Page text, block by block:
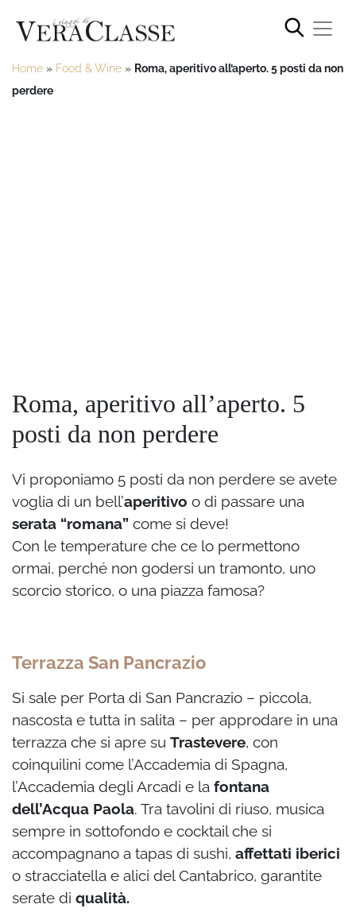
Home » Food & Wine » Roma, aperitivo all’aperto. 5 posti da non
perdere
Roma, aperitivo all’aperto. 5
posti da non perdere
Vi proponiamo 5 posti da non perdere se avete
voglia di un bell’aperitivo o di passare una
serata “romana” come si deve!
Con le temperature che ce lo permettono
ormai, perché non godersi un tramonto, uno
scorcio storico, o una piazza famosa?
Terrazza San Pancrazio
Si sale per Porta di San Pancrazio – piccola,
nascosta e tutta in salita – per approdare in una
terrazza che si apre su Trastevere, con
coinquilini come l’Accademia di Spagna,
l’Accademia degli Arcadi e la fontana
dell’Acqua Paola. Tra tavolini di riuso, musica
sempre in sottofondo e cocktail che si
accompagnano a tapas di sushi, affettati iberici
o stracciatella e alici del Cantabrico, garantite
serate di qualità.